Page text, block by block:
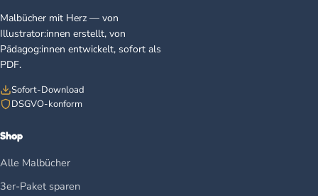
Malbücher mit Herz — von
Illustrator:innen erstellt, von
Pädagog:innen entwickelt, sofort als
PDF.
Sofort-Download
DSGVO-konform
Shop
Alle Malbücher
3er-Paket sparen